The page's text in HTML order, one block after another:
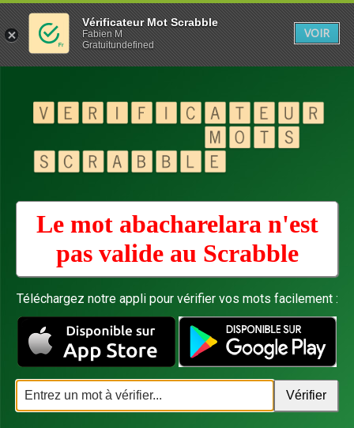
Le mot abacharelara n'est
pas valide au Scrabble
Téléchargez notre appli pour vérifier vos mots facilement :
Vérificateur Mot Scrabble
Fabien M
Gratuitundefined
VOIR